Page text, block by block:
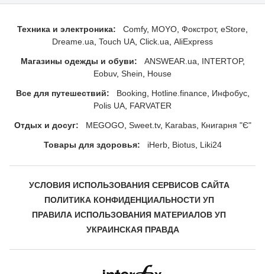
Техника и электроника: Comfy MOYO Фокстрот eStore
Dreame.ua Touch UA Click.ua AliExpress
Магазины одежды и обуви: ANSWEAR.ua
INTERTOP
Eobuv Shein House
Все для путешествий: Booking Hotline.finance Инфобус
Polis UA FARVATER
Отдых и досуг: MEGOGO Sweet.tv Karabas Книгарня "Є"
Товары для здоровья: iHerb Biotus Liki24
УСЛОВИЯ ИСПОЛЬЗОВАНИЯ СЕРВИСОВ САЙТА
ПОЛИТИКА КОНФИДЕНЦИАЛЬНОСТИ УП
ПРАВИЛА ИСПОЛЬЗОВАНИЯ МАТЕРИАЛОВ УП
УКРАИНСКАЯ ПРАВДА